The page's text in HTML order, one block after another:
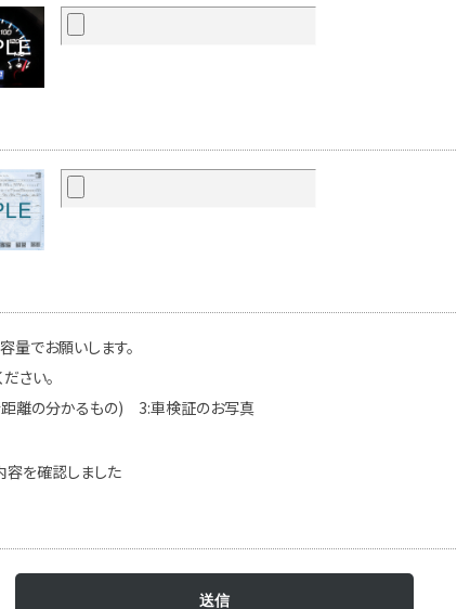
でお願いします。
さい。
離の分かるもの) 3:車検証のお写真
容を確認しました